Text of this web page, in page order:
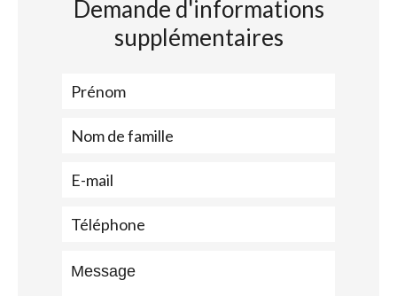
Demande d'informations
supplémentaires